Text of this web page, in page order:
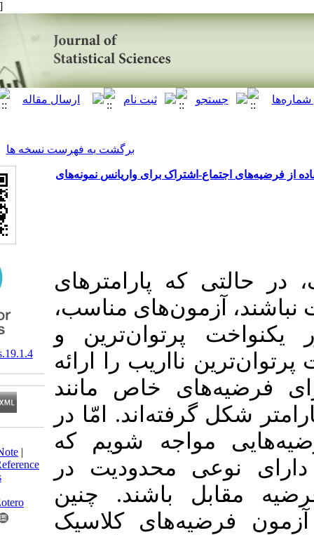
برگشت به فهرست نسخه ها
اشتراک برای واریانس نمونه‌های
که پارامترهای
مناسب،
پرتوان‌ترین و
نااریب را ارائه
خاص مانند
امّا در
شویم که
محدودیت در
باشند. چنین
کلاسیک
‎ 10.61186/jss.19.1.4
Download citation:
BibTeX
RIS| EndNote|
Medlars
ProCite
Reference
RefWorks
Send citation to:
Mendeley
Zotero